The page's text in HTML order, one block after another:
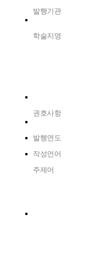
발행기관
학술지명
권호사항
발행연도
작성언어
주제어